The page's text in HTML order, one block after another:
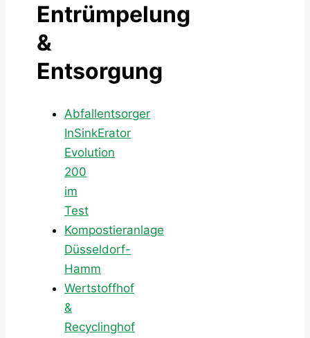
Entrümpelung
&
Entsorgung
Abfallentsorger
InSinkErator
Evolution
200
im
Test
Kompostieranlage
Düsseldorf-
Hamm
Wertstoffhof
&
Recyclinghof